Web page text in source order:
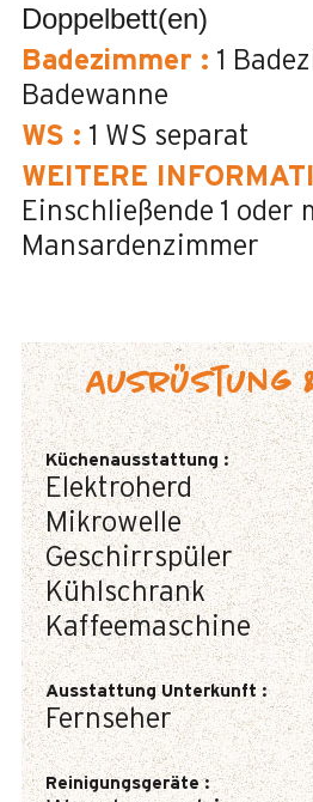
Doppelbett(en)
Badezimmer : 1
Badewanne
WS : 1 WS separat
WEITERE
Einschließende 1 oder mehrere
Mansardenzimmer
Ausrüstung
Küchenausstattung :
Elektroherd
Mikrowelle
Geschirrspüler
Kühlschrank
Kaffeemaschine
Ausstattung Unterkunft:
Fernseher
Reinigungsgeräte: